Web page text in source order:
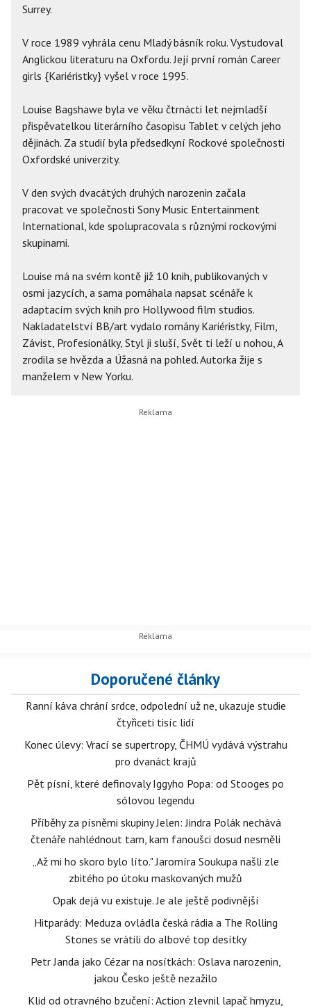
Surrey.
V roce 1989 vyhrála cenu Mladý básník roku. Vystudoval
Anglickou literaturu na Oxfordu. Její první román Career
girls {Kariéristky} vyšel v roce 1995.
Louise Bagshawe byla ve věku čtrnácti let nejmladší
přispěvatelkou literárního časopisu Tablet v celých jeho
dějinách. Za studií byla předsedkyní Rockové společnosti
Oxfordské univerzity.
V den svých dvacátých druhých narozenin začala
pracovat ve společnosti Sony Music Entertainment
International, kde spolupracovala s různými rockovými
skupinami.
Louise má na svém kontě již 10 knih, publikovaných v
osmi jazycích, a sama pomáhala napsat scénáře k
adaptacím svých knih pro Hollywood film studios.
Nakladatelství BB/art vydalo romány Kariéristky, Film,
Závist, Profesionálky, Styl ji sluší, Svět ti leží u nohou, A
zrodila se hvězda a Úžasná na pohled. Autorka žije s
manželem v New Yorku.
Doporučené články
Ranní káva chrání srdce, odpolední už ne, ukazuje studie
čtyřiceti tisíc lidí
Konec úlevy: Vrací se supertropy, ČHMÚ vydává výstrahu
pro dvanáct krajů
Pět písní, které definovaly Iggyho Popa: od Stooges po
sólovou legendu
Příběhy za písněmi skupiny Jelen: Jindra Polák nechává
čtenáře nahlédnout tam, kam fanoušci dosud nesměli
„Až mi ho skoro bylo líto." Jaromíra Soukupa našli zle
zbitého po útoku maskovaných mužů
Opak dejá vu existuje. Je ale ještě podivnější
Hitparády: Meduza ovládla česká rádia a The Rolling
Stones se vrátili do albové top desítky
Petr Janda jako Cézar na nosítkách: Oslava narozenin,
jakou Česko ještě nezažilo
Klid od otravného bzučení: Action zlevnil lapač hmyzu,